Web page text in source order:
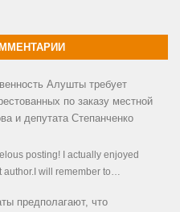
Алушты требует
по заказу местной
и депутата Степанченко
posting! I actually enjoyed
will remember to…
предполагают, что